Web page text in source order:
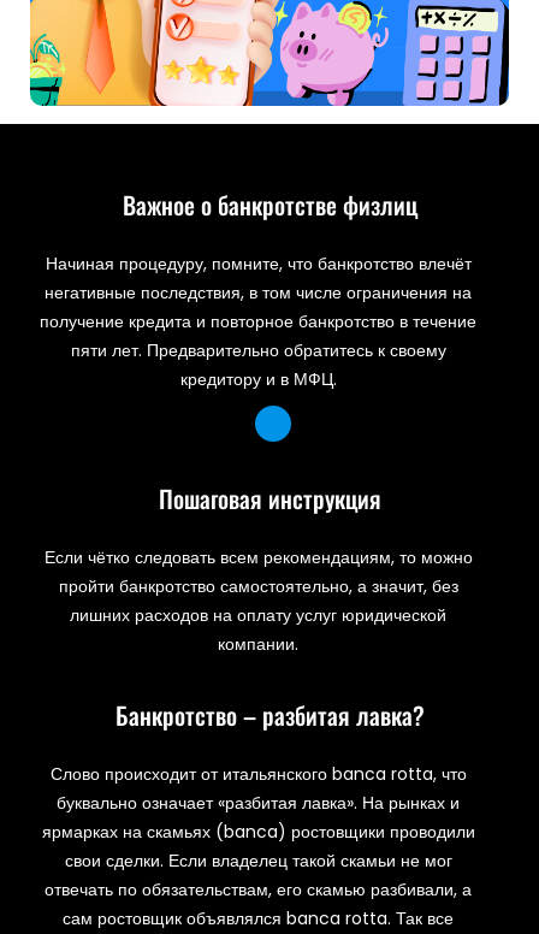
Важное о банкротстве физлиц
Начиная процедуру, помните, что банкротство влечёт
негативные последствия, в том числе ограничения на
получение кредита и повторное банкротство в течение
пяти лет. Предварительно обратитесь к своему
кредитору и в МФЦ.
Пошаговая инструкция
Если чётко следовать всем рекомендациям, то можно
пройти банкротство самостоятельно, а значит, без
лишних расходов на оплату услуг юридической
компании.
Банкротство – разбитая лавка?
Слово происходит от итальянского banca rotta, что
буквально означает «разбитая лавка». На рынках и
ярмарках на скамьях (banca) ростовщики проводили
свои сделки. Если владелец такой скамьи не мог
отвечать по обязательствам, его скамью разбивали, а
сам ростовщик объявлялся banca rotta. Так все